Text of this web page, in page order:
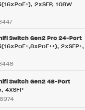
2xSFP, 108W
Switch Gen2 Pro 24-Port
2xSFP+,
Switch Gen2 48-Port
4xSFP